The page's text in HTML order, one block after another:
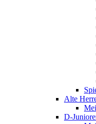
Alte
D-